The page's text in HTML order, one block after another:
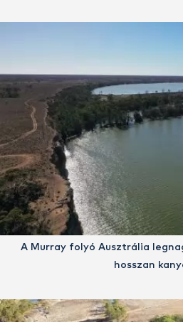
A Murray folyó Ausztrália
hosszan